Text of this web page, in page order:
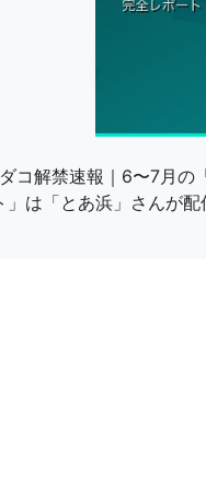
コ解禁速報｜6〜7月
は「とあ浜」さんが